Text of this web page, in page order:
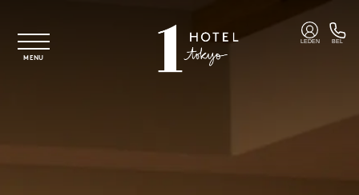
MENU
LEDEN BEL